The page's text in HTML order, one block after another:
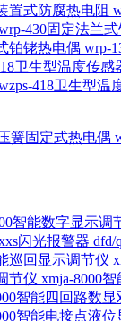
置式防腐热电阻
430固定法兰
铂铑热电偶 wrp-
卫生型温度传感
418卫生型温
簧固定式热电偶
智能数字显示调
闪光报警器 dfd/
巡回显示调节仪
节仪 xmja-8000
智能四回路数
智能电接点液